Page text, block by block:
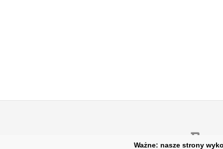
Ważne: nasze strony